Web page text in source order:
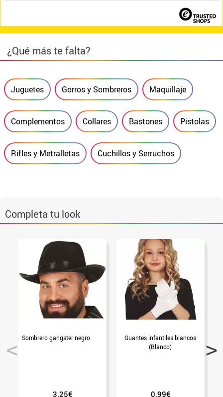
¿Qué más te falta?
Juguetes Gorros y Sombreros Maquillaje
Complementos Collares Bastones Pistolas
Rifles y Metralletas Cuchillos y Serruchos
Completa tu look
Sombrero gangster negro
3.25€
Guantes infantiles blancos
(Blanco)
0.99€